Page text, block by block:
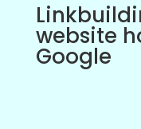
website
Google